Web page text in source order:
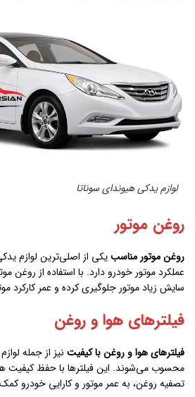
لوازم یدکی هیوندای سوناتا
روغن موتور
روغن موتور مناسبیکی از اصلی‌ترین لوازم
عملکرد موتور خودرو دارد. با استفاده از روغن
سایش زیاد موتور جلوگیری کرده و عمر کارکرد
فیلترهای هوا و روغن
فیلترهای هوا و روغن با کیفیت نیز از جمله
محسوب می‌شوند. این فیلترها با حفظ کیفیت
تصفیه روغن، به عمر موتور و کارایی خودرو